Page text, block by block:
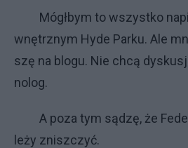
Mógł­bym to wszyst­ko
wnętrz­nym Hy­de Par­ku. Ale
szę na blo­gu. Nie chcą
no­log.
A po­za tym są­dzę, że
le­ży znisz­czyć.